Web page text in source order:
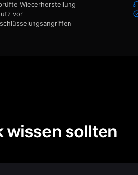
Wiederherstellung
vor
wissen sollten